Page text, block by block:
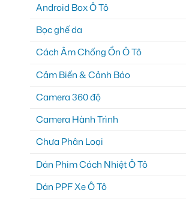
Android Box Ô Tô
Bọc ghế da
Cách Âm Chống Ồn Ô Tô
Cảm Biến & Cảnh Báo
Camera 360 độ
Camera Hành Trình
Chưa Phân Loại
Dán Phim Cách Nhiệt Ô Tô
Dán PPF Xe Ô Tô